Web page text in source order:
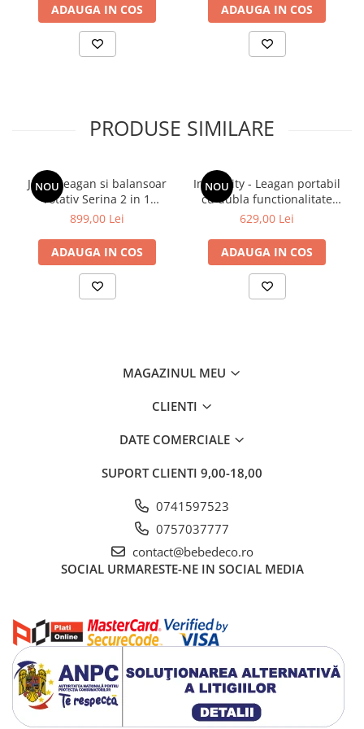
Dimensiuni asamblat 28,5 x 22,5 x 23" (28,5 x 22,5 x 23")
Dimensiuni: 23.0" x 28.5" x 22.5"
Varsta: 0 - 12 luni
Ansamblare necesara: Da
ADAUGA IN COS ADAUGA IN COS
PRODUSE SIMILARE
NOU
Joie - Leagan si balansoar
rotativ Serina 2 in 1
Speckled
899,00 Lei
ADAUGA IN COS
NOU
Ingenuity - Leagan portabil
cu dubla functionalitate
AnyWay Sway™
629,00 Lei
ADAUGA IN COS
MAGAZINUL MEU
CLIENTI
DATE COMERCIALE
SUPORT CLIENTI 9,00-18,00
0741597523
0757037777
contact@bebedeco.ro
SOCIAL URMARESTE-NE IN SOCIAL MEDIA